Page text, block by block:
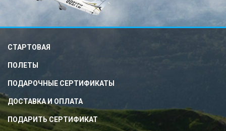
СТАРТОВАЯ
ПОЛЕТЫ
ПОДАРОЧНЫЕ СЕРТИФИКАТЫ
ДОСТАВКА И ОПЛАТА
ПОДАРИТЬ СЕРТИФИКАТ